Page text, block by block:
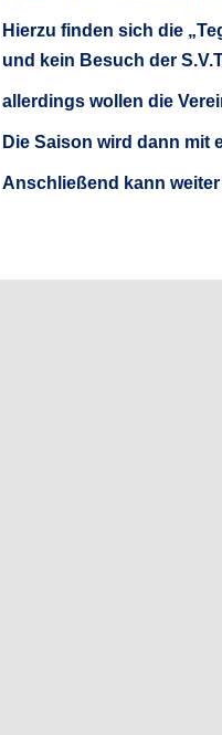
Hierzu finden sich die „
und kein Besuch der
allerdings wollen die
Die Saison wird dann mit
Anschließend kann